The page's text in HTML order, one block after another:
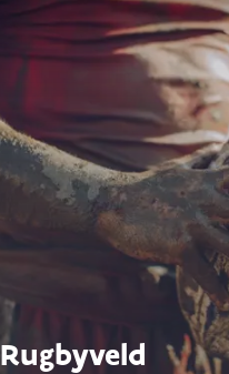
Rugbyveld